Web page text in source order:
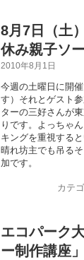
8月7日（土
休み親子ソ
2010年8月1日
今週の土曜日に開
す）それとゲスト
ターの三好さんが
りです。よっちゃ
キングを重視する
晴れ坊主でも吊る
加です。
カテ
エコパーク
ー制作講座